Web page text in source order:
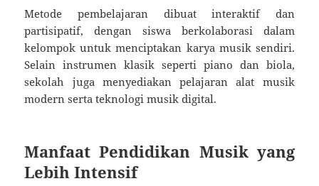
Metode pembelajaran dibuat interaktif dan
partisipatif, dengan siswa berkolaborasi dalam
kelompok untuk menciptakan karya musik sendiri.
Selain instrumen klasik seperti piano dan biola,
sekolah juga menyediakan pelajaran alat musik
modern serta teknologi musik digital.
Manfaat Pendidikan Musik yang
Lebih Intensif